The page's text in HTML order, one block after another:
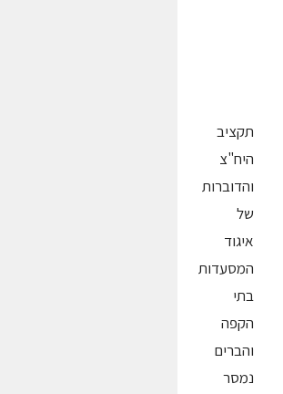
תקציב
היח"צ
והדוברות
של
איגוד
המסעדות
בתי
הקפה
והברים
נמסר